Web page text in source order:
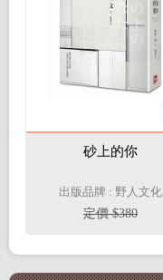
砂上的你
出版品牌 : 野人文化
定價 $380